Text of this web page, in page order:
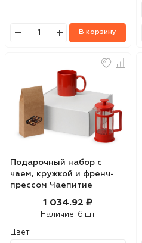
В корзину
Подарочный набор с
чаем, кружкой и френч-
прессом Чаепитие
1 034.92 ₽
Наличие: 6 шт
Цвет